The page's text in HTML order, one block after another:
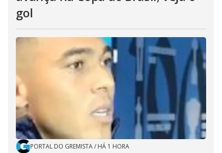
gol
PORTAL DO GREMISTA/ HÁ 1 HORA